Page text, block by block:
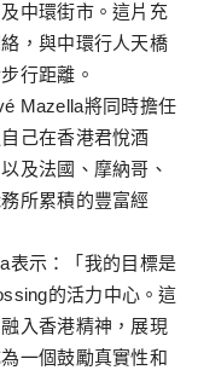
中環街市。這片充
，與中環行人天橋
行距離。
Mazella將同時擔任
己在香港君悅酒
及法國、摩納哥、
所累積的豐富經
表示：「我的目標是
的活力中心。這
入香港精神，展現
一個鼓勵真實性和